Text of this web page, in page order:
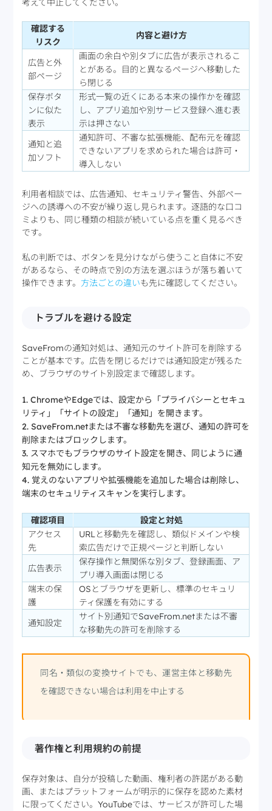
考えて中止してください。
確認する
リスク
内容と避け方
広告と外
部ページ
画面の余白や別タブに広告が表示されるこ
とがある。目的と異なるページへ移動した
ら閉じる
保存ボタ
ンに似た
表示
形式一覧の近くにある本来の操作かを確認
し、アプリ追加や別サービス登録へ進む表
示は押さない
通知と追
加ソフト
通知許可、不審な拡張機能、配布元を確認
できないアプリを求められた場合は許可・
導入しない
利用者相談では、広告通知、セキュリティ警告、外部ペー
ジへの誘導への不安が繰り返し見られます。逐語的な口コ
ミよりも、同じ種類の相談が続いている点を重く見るべき
です。
私の判断では、ボタンを見分けながら使うこと自体に不安
があるなら、その時点で別の方法を選ぶほうが落ち着いて
操作できます。方法ごとの違いも先に確認してください。
トラブルを避ける設定
SaveFromの通知対処は、通知元のサイト許可を削除する
ことが基本です。広告を閉じるだけでは通知設定が残るた
め、ブラウザのサイト別設定まで確認します。
ChromeやEdgeでは、設定から「プライバシーとセキュ
リティ」「サイトの設定」「通知」を開きます。
SaveFrom.netまたは不審な移動先を選び、通知の許可を
削除またはブロックします。
スマホでもブラウザのサイト設定を開き、同じように通
知元を無効にします。
覚えのないアプリや拡張機能を追加した場合は削除し、
端末のセキュリティスキャンを実行します。
確認項目
設定と対処
アクセス
先
URLと移動先を確認し、類似ドメインや検
索広告だけで正規ページと判断しない
広告表示
保存操作と無関係な別タブ、登録画面、ア
プリ導入画面は閉じる
端末の保
護
OSとブラウザを更新し、標準のセキュリ
ティ保護を有効にする
通知設定
サイト別通知でSaveFrom.netまたは不審
な移動先の許可を削除する
同名・類似の変換サイトでも、運営主体と移動先
を確認できない場合は利用を中止する
著作権と利用規約の前提
保存対象は、自分が投稿した動画、権利者の許諾がある動
画、またはプラットフォームが明示的に保存を認めた素材
に限ってください。YouTubeでは、サービスが許可した場